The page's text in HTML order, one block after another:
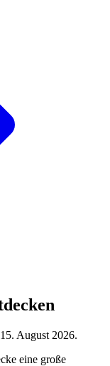
August 2026.
eine große